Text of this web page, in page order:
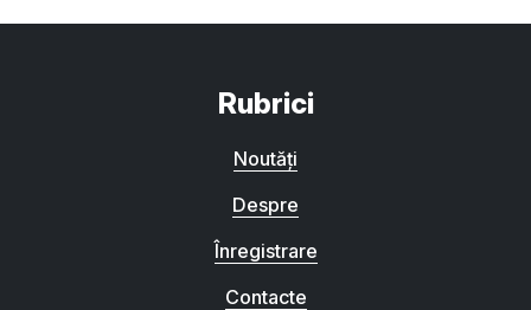
Rubrici
Noutăți
Despre
Înregistrare
Contacte